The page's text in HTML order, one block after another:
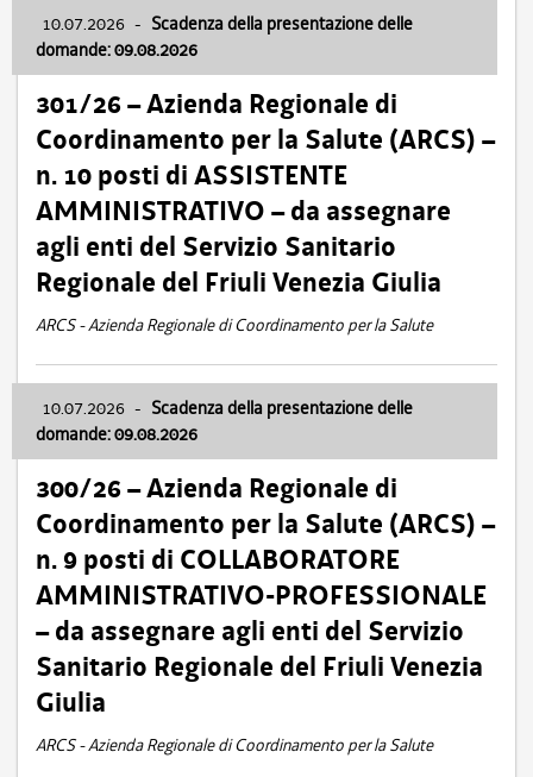
10.07.2026 - Scadenza della presentazione delle
domande: 09.08.2026
301/26 – Azienda Regionale di
Coordinamento per la Salute (ARCS) –
n. 10 posti di ASSISTENTE
AMMINISTRATIVO – da assegnare
agli enti del Servizio Sanitario
Regionale del Friuli Venezia Giulia
ARCS - Azienda Regionale di Coordinamento per la Salute
10.07.2026 - Scadenza della presentazione delle
domande: 09.08.2026
300/26 – Azienda Regionale di
Coordinamento per la Salute (ARCS) –
n. 9 posti di COLLABORATORE
AMMINISTRATIVO-PROFESSIONALE
– da assegnare agli enti del Servizio
Sanitario Regionale del Friuli Venezia
Giulia
ARCS - Azienda Regionale di Coordinamento per la Salute